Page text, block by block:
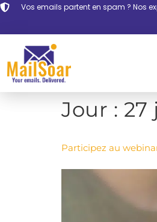
Vos emails partent en spam ? Nos
Jour : 27
Participez au